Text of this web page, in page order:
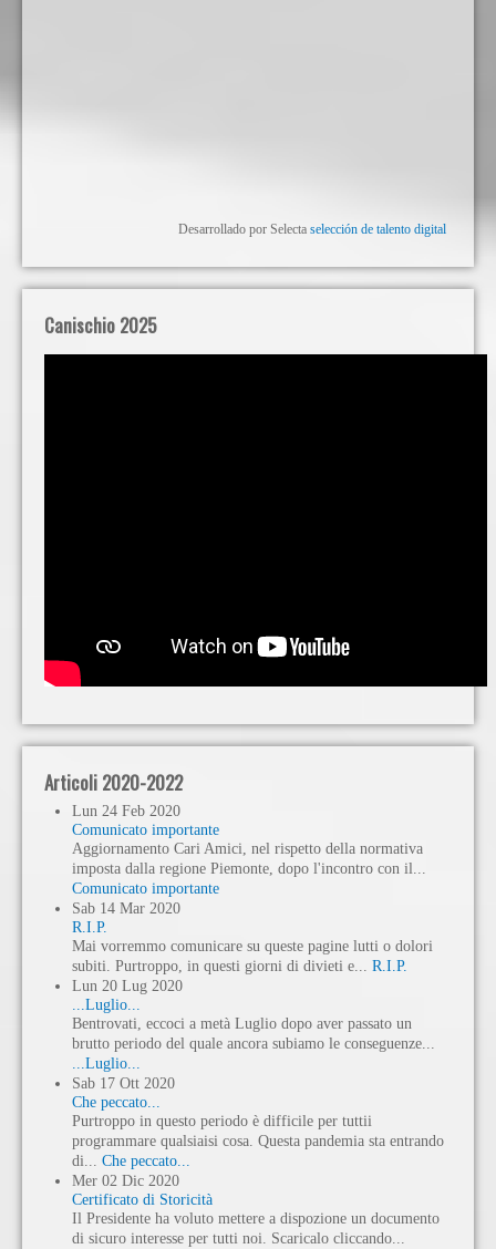
Desarrollado por Selecta selección de talento digital
Canischio 2025
Articoli 2020-2022
Lun 24 Feb 2020
Comunicato importante
Aggiornamento Cari Amici, nel rispetto della normativa
imposta dalla regione Piemonte, dopo l'incontro con il...
Comunicato importante
Sab 14 Mar 2020
R.I.P.
Mai vorremmo comunicare su queste pagine lutti o dolori
subiti. Purtroppo, in questi giorni di divieti e... R.I.P.
Lun 20 Lug 2020
...Luglio...
Bentrovati, eccoci a metà Luglio dopo aver passato un
brutto periodo del quale ancora subiamo le conseguenze...
...Luglio...
Sab 17 Ott 2020
Che peccato...
Purtroppo in questo periodo è difficile per tuttii
programmare qualsiaisi cosa. Questa pandemia sta entrando
di... Che peccato...
Mer 02 Dic 2020
Certificato di Storicità
Il Presidente ha voluto mettere a dispozione un documento
di sicuro interesse per tutti noi. Scaricalo cliccando...